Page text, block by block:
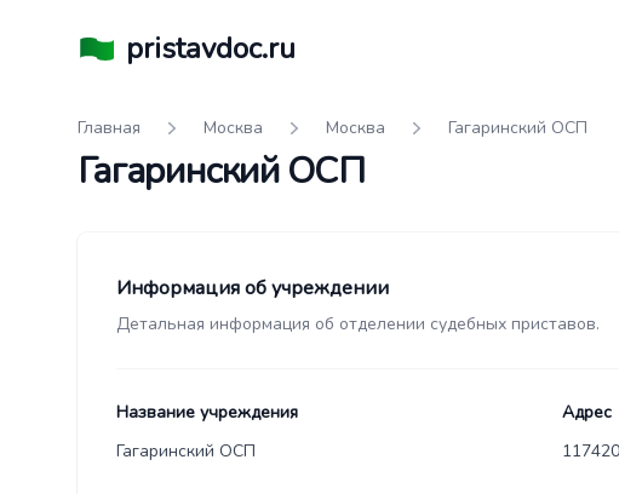
pristavdoc.ru
Главная Москва Москва Гагаринский ОСП
Гагаринский ОСП
Информация об учреждении
Детальная информация об отделении судебных приставов.
Название учреждения
Гагаринский ОСП
Адрес